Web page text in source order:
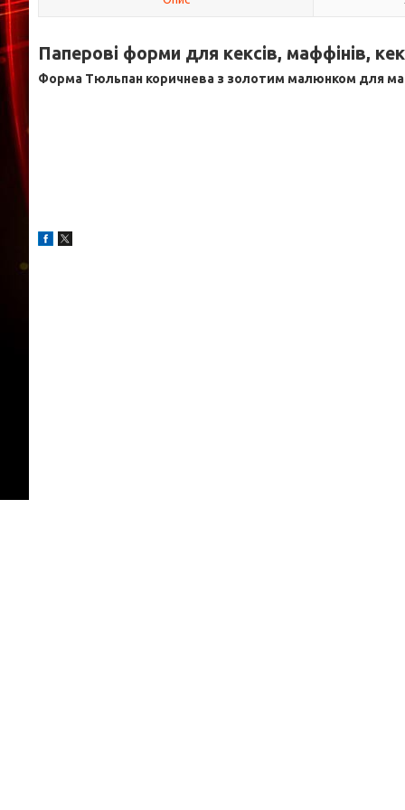
Паперові форми для кексів, маффінів,
Форма Тюльпан коричнева з золотим малюнком для